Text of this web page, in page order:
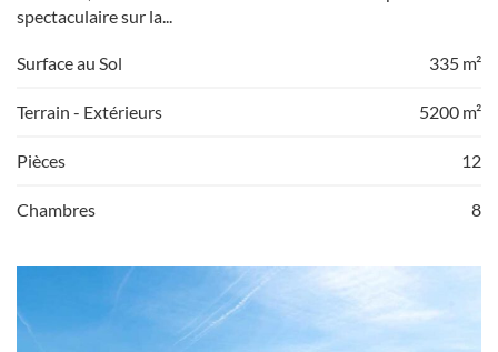
spectaculaire sur la...
Surface au Sol 335 m²
Terrain - Extérieurs 5200 m²
Pièces 12
Chambres 8